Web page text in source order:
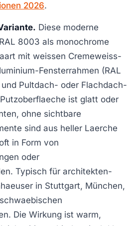
2026.
Diese moderne
8003 als monochrome
mit weissen Cremeweiss-
Fensterrahmen (RAL
Pultdach- oder Flachdach-
ist glatt oder
ohne sichtbare
sind aus heller Laerche
in Form von
oder
Typisch für architekten-
in Stuttgart, München,
Die Wirkung ist warm,